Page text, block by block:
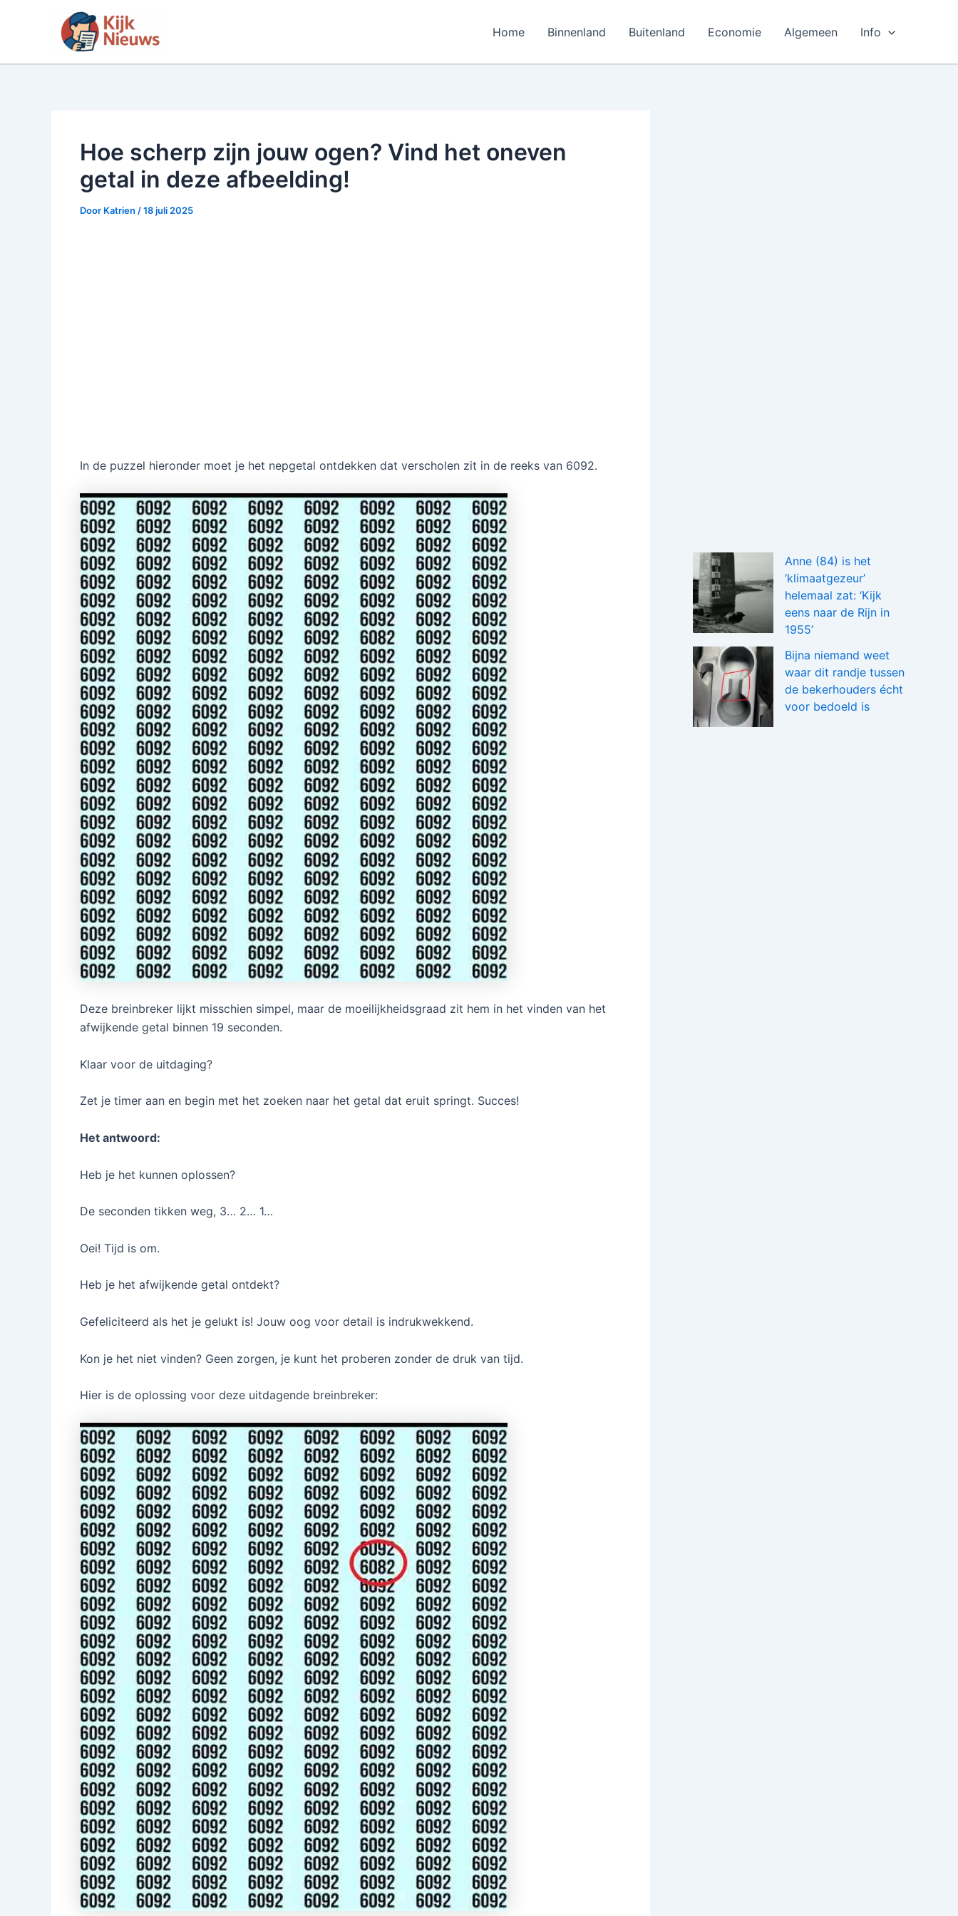
inhoud
Home Binnenland Buitenland Economie Algemeen Info
Hoe scherp zijn jouw ogen? Vind het oneven
getal in deze afbeelding!
Door Katrien /18 juli 2025
In de puzzel hieronder moet je het nepgetal ontdekken dat verscholen zit in de reeks van 6092.
Deze breinbreker lijkt misschien simpel, maar de moeilijkheidsgraad zit hem in het vinden van het
afwijkende getal binnen 19 seconden.
Klaar voor de uitdaging?
Zet je timer aan en begin met het zoeken naar het getal dat eruit springt. Succes!
Het antwoord:
Heb je het kunnen oplossen?
De seconden tikken weg, 3… 2… 1…
Oei! Tijd is om.
Heb je het afwijkende getal ontdekt?
Gefeliciteerd als het je gelukt is! Jouw oog voor detail is indrukwekkend.
Kon je het niet vinden? Geen zorgen, je kunt het proberen zonder de druk van tijd.
Hier is de oplossing voor deze uitdagende breinbreker:
Anne (84) is het
‘klimaatgezeur’
helemaal zat: ‘Kijk
eens naar de Rijn in
1955’
Bijna niemand weet
waar dit randje tussen
de bekerhouders écht
voor bedoeld is